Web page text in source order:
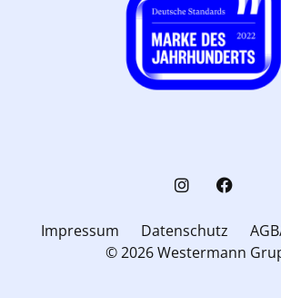
Impressum Datenschutz
© 2026 Westermann